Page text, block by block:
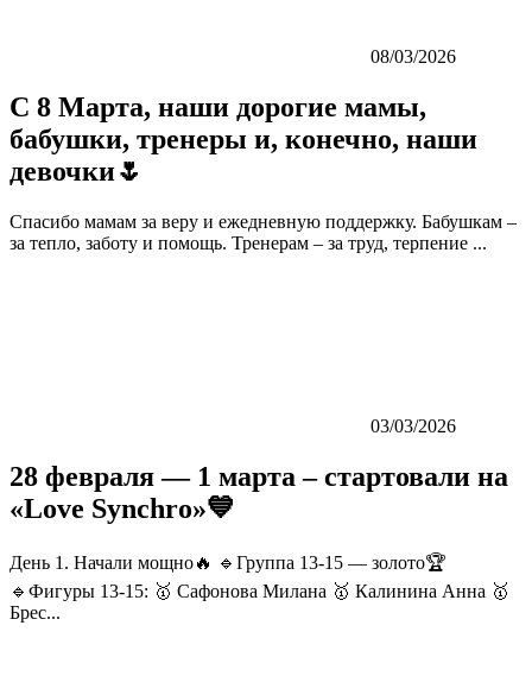
08/03/2026
С 8 Марта, наши дорогие мамы,
бабушки, тренеры и, конечно, наши
девочки🌷
Спасибо мамам за веру и ежедневную поддержку. Бабушкам –
за тепло, заботу и помощь. Тренерам – за труд, терпение ...
03/03/2026
28 февраля — 1 марта – стартовали на
«Love Synchro»💙
День 1. Начали мощно🔥 🔹Группа 13-15 — золото🏆
🔹Фигуры 13-15: 🥇 Сафонова Милана 🥇 Калинина Анна 🥇
Брес...